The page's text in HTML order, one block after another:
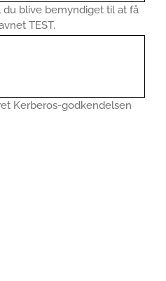
blive bemyndiget til at få
TEST.
Kerberos-godkendelsen